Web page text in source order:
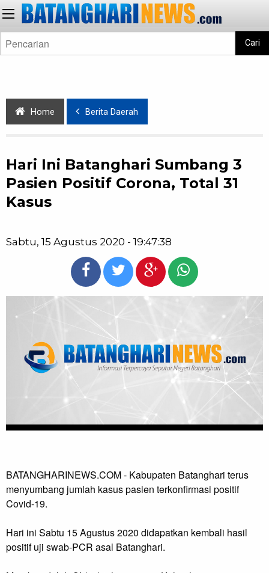
Cari
Home Berita Daerah
Hari Ini Batanghari Sumbang 3
Pasien Positif Corona, Total 31
Kasus
Sabtu, 15 Agustus 2020 - 19:47:38
BATANGHARINEWS.COM - Kabupaten Batanghari terus
menyumbang jumlah kasus pasien terkonfirmasi positif
Covid-19.
Hari ini Sabtu 15 Agustus 2020 didapatkan kembali hasil
positif uji swab-PCR asal Batanghari.